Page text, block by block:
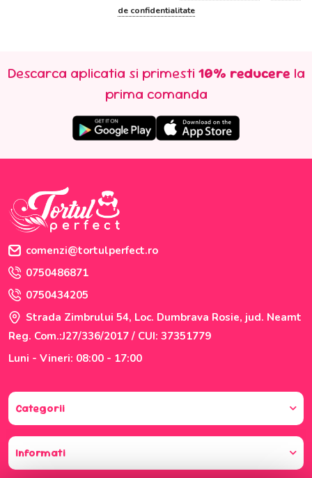
de confidentialitate
Descarca aplicatia si primesti 10% reducere la
prima comanda
comenzi@tortulperfect.ro
0750486871
0750434205
Strada Zimbrului 54, Loc. Dumbrava Rosie, jud. Neamt
Reg. Com.:J27/336/2017 / CUI: 37351779
Luni - Vineri: 08:00 - 17:00
Categorii
Informati